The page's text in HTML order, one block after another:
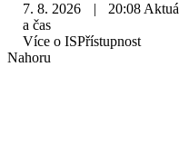
7. 8. 2026 | 20:08
a čas
Více o ISPřístupnost
Nahoru